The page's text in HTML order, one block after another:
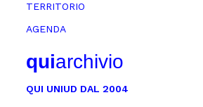
TERRITORIO
AGENDA
quiarchivio
QUI UNIUD DAL 2004